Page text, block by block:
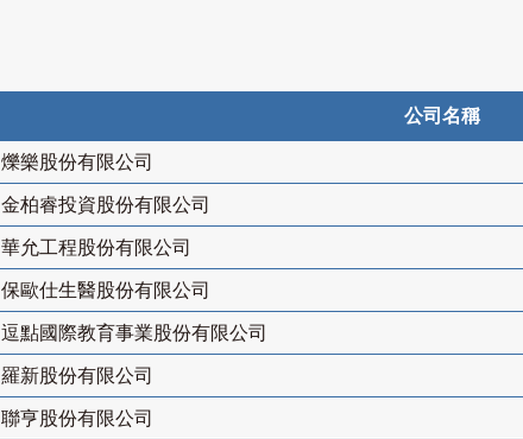
公司名稱
爍樂股份有限公司
金柏睿投資股份有限公司
華允工程股份有限公司
保歐仕生醫股份有限公司
逗點國際教育事業股份有限公司
羅新股份有限公司
聯亨股份有限公司